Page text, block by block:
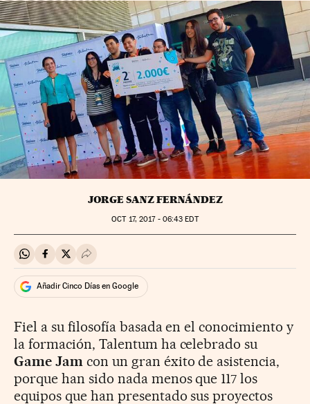
JORGE SANZ FERNÁNDEZ
OCT17, 2017 - 06:43 EDT
Compartir en Whatsapp
Compartir en Facebook
Compartir en Twitter
Desplegar Redes Sociales
Añadir Cinco Días en Google
Fiel a su filosofía basada en el conocimiento y
la formación, Talentum ha celebrado su
Game Jamcon un gran éxito de asistencia,
porque han sido nada menos que 117 los
equipos que han presentado sus proyectos